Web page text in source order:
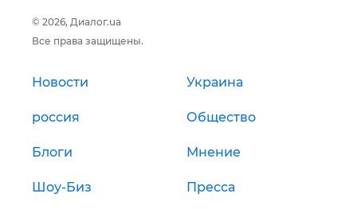
© 2026, Диалог.ua
Все права защищены.
Новости Украина
россия Общество
Блоги Мнение
Шоу-Биз Пресса